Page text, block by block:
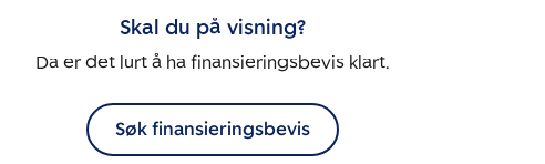
Skal du på visning?
Da er det lurt å ha finansieringsbevis klart.
Søk finansieringsbevis